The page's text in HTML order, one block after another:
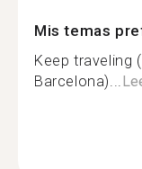
Mis temas
Keep traveling
Barcelona)...